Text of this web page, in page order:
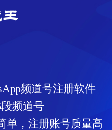
WhatsApp频道号注册软
注册6段频道号
操作简单，注册账号质